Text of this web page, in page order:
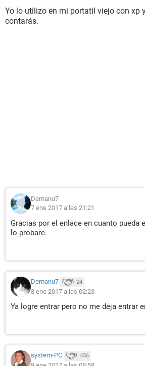
Yo lo utilizo en mi portatil viejo con xp
contarás.
Demanu7
7 ene 2017 a las 21:21
Gracias por el enlace en cuanto pueda
lo probare.
Demanu7 24
8 ene 2017 a las 02:23
Ya logre entrar pero no me deja entrar
system-PC 456